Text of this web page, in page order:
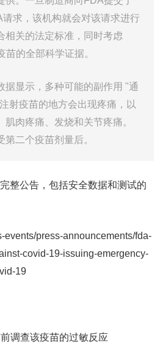
求，该机构就会对该请求进行
相关的法定标准，同时考虑
苗的全部科学证据。
据显示，多种可能的副作用 "通
射疫苗的地方会出现疼痛，以
肌肉疼痛、发烧和关节疼痛。
二个疫苗剂量后。
整公告，包括安全数据和测试的
events/press-announcements/fda-
covid-19-issuing-emergency-
19
调查该疫苗的过敏反应